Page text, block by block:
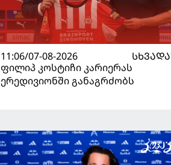
11:06/07-08-2026
ფილიპ კოსტიჩი კარიერას
ერედივიონში განაგრძობს